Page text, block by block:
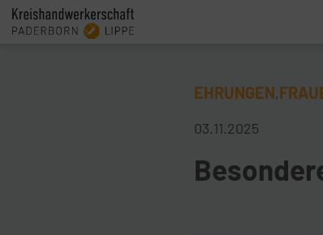
EHRUNGEN,
03.11.2025